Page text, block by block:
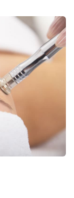
de expresión
zona de la boca
bandas en el
gran
Santiago
por lo que es
mantener los